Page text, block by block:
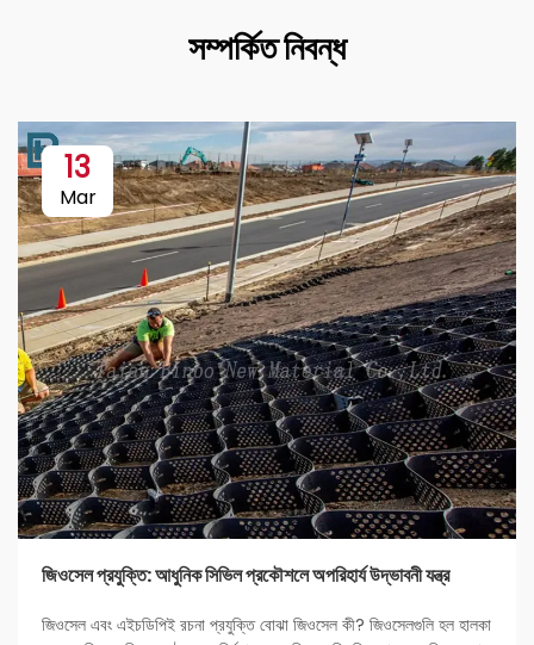
সম্পর্কিত নিবন্ধ
13
Mar
জিওসেল প্রযুক্তি: আধুনিক সিভিল প্রকৌশলে অপরিহার্য উদ্ভাবনী যন্ত্র
জিওসেল এবং এইচডিপিই রচনা প্রযুক্তি বোঝা জিওসেল কী? জিওসেলগুলি হল হালকা